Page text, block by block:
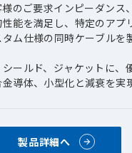
のご要求インピーダンス
能を満足し、特定のアプ
ム仕様の同時ケーブルを
ールド、ジャケットに、
導体、小型化と減衰を実
ブルとその他コンポーネ
ケーブルも製造可能です。
製品詳細へ